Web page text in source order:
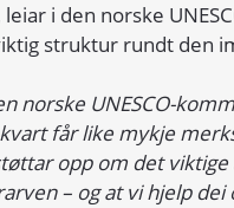
leiar i den norske
struktur rundt den
norske UNESCO-
får like mykje
opp om det
– og at vi hjelp